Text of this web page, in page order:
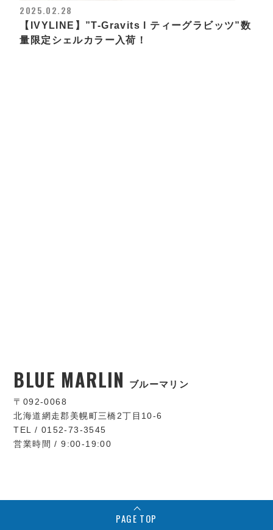
2025.02.28
【IVYLINE】”T-Gravits l ティーグラビッツ”数
量限定シェルカラー入荷！
BLUE MARLIN ブルーマリン
〒092-0068
北海道網走郡美幌町三橋2丁目10-6
TEL / 0152-73-3545
営業時間 / 9:00-19:00
PAGE TOP